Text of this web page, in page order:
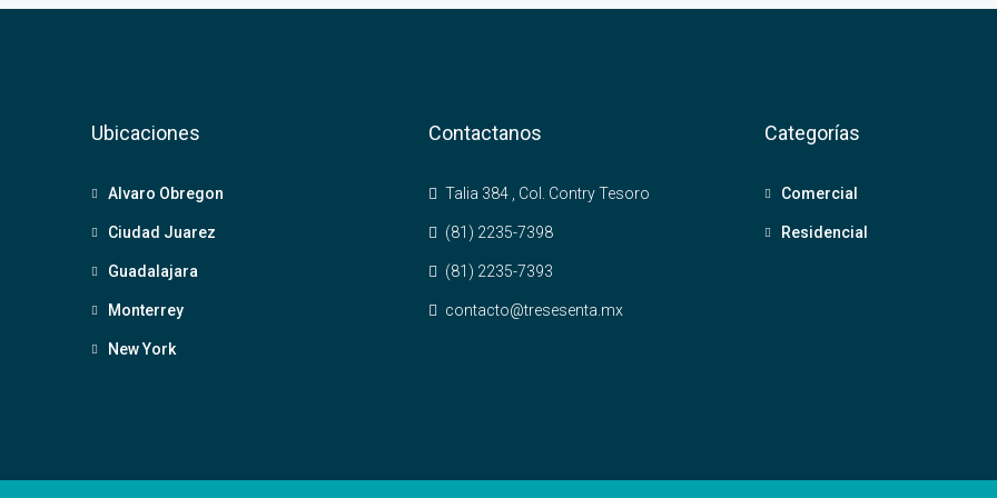
Ubicaciones
Alvaro Obregon
Ciudad Juarez
Guadalajara
Monterrey
New York
Contactanos
Talia 384 , Col. Contry Tesoro
(81) 2235-7398
(81) 2235-7393
contacto@tresesenta.mx
Categorías
Comercial
Residencial